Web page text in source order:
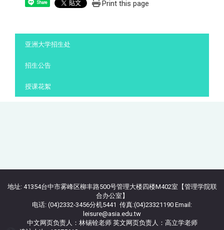
Share Print this page
亚洲大学招生处
招生公告
授课花絮
地址: 41354台中市雾峰区柳丰路500号管理大楼四楼M402室【管理学院联
合办公室】
电话: (04)2332-3456分机5441 传真:(04)23321190 Email:
leisure@asia.edu.tw
中文网页负责人：林锡铨老师 英文网页负责人：高立学老师